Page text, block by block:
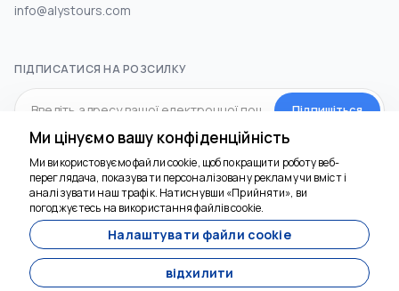
info@alystours.com
ПІДПИСАТИСЯ НА РОЗСИЛКУ
Підпишіться
СОЦ.МЕДІА
Ми цінуємо вашу конфіденційність
Ми використовуємо файли cookie, щоб покращити роботу веб-
переглядача, показувати персоналізовану рекламу чи вміст і
аналізувати наш трафік. Натиснувши «Прийняти», ви
погоджуєтесь на використання файлів cookie.
Налаштувати файли cookie
відхилити
Ми тут, щоб
допомогти